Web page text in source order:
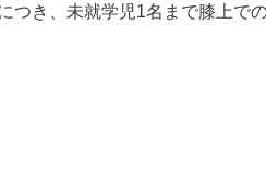
つき、未就学児1名まで膝上で